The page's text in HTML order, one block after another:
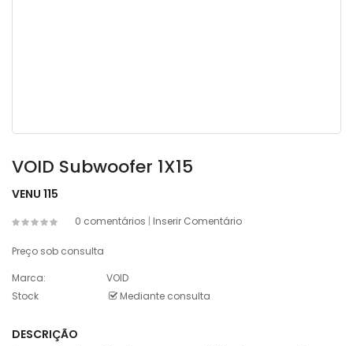
VOID Subwoofer 1X15
VENU 115
0 comentários | Inserir Comentário
Preço sob consulta
Marca:
VOID
Stock
Mediante consulta
DESCRIÇÃO